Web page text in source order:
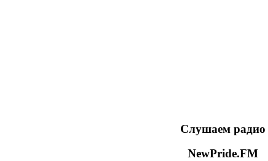
Слушаем радио
NewPride.FM